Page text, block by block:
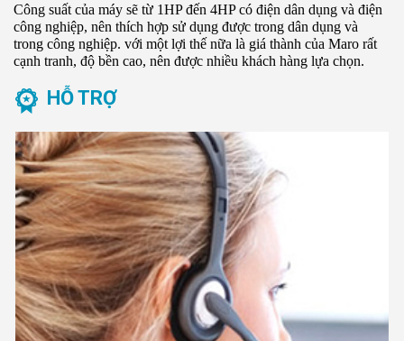
Công suất của máy sẽ từ 1HP đến 4HP có điện dân dụng và điện
công nghiệp, nên thích hợp sử dụng được trong dân dụng và
trong công nghiệp. với một lợi thế nữa là giá thành của Maro rất
cạnh tranh, độ bền cao, nên được nhiều khách hàng lựa chọn.
HỖ TRỢ